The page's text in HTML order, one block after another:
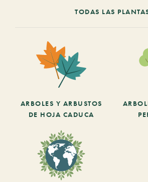
TODAS LAS
ARBOLES Y ARBUSTOS
DE HOJA CADUCA